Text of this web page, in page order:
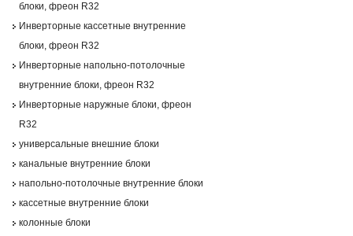
блоки, фреон R32
Инверторные кассетные внутренние
блоки, фреон R32
Инверторные напольно-потолочные
внутренние блоки, фреон R32
Инверторные наружные блоки, фреон
R32
универсальные внешние блоки
канальные внутренние блоки
напольно-потолочные внутренние блоки
кассетные внутренние блоки
колонные блоки